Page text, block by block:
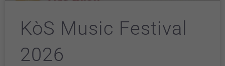
KòS Music Festival
2026